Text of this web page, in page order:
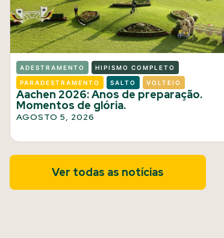
ADESTRAMENTO HIPISMO COMPLETO
PARADESTRAMENTO SALTO VOLTEIO
Aachen 2026: Anos de preparação.
Momentos de glória.
AGOSTO 5, 2026
Ver todas as notícias